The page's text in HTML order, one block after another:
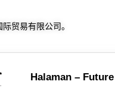
贸易有限公司。
Halaman –